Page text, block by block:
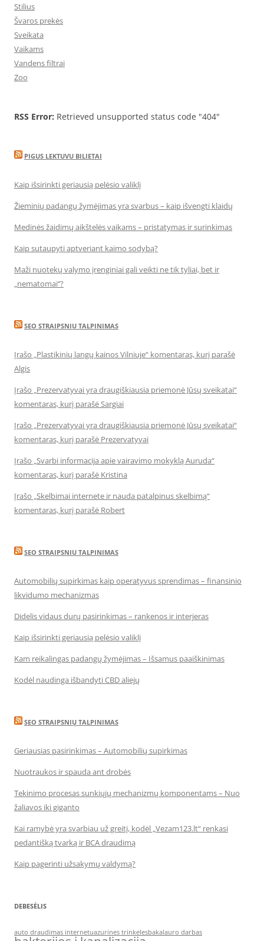
Stilius
Švaros prekės
Sveikata
Vaikams
Vandens filtrai
Zoo
RSS Error: Retrieved unsupported status code "404"
PIGUS LEKTUVU BILIETAI
Kaip išsirinkti geriausią pelėsio valiklį
Žieminių padangų žymėjimas yra svarbus – kaip išvengti klaidų
Medinės žaidimų aikštelės vaikams – pristatymas ir surinkimas
Kaip sutaupyti aptveriant kaimo sodybą?
Maži nuotekų valymo įrenginiai gali veikti ne tik tyliai, bet ir
„nematomai‘‘?
SEO STRAIPSNIU TALPINIMAS
Įrašo „Plastikinių langų kainos Vilniuje“ komentaras, kurį parašė
Algis
Įrašo „Prezervatyvai yra draugiškiausia priemonė Jūsų sveikatai“
komentaras, kurį parašė Sargiai
Įrašo „Prezervatyvai yra draugiškiausia priemonė Jūsų sveikatai“
komentaras, kurį parašė Prezervatyvai
Įrašo „Svarbi informacija apie vairavimo mokyklą Auruda“
komentaras, kurį parašė Kristina
Įrašo „Skelbimai internete ir nauda patalpinus skelbimą“
komentaras, kurį parašė Robert
SEO STRAIPSNIU TALPINIMAS
Automobilių supirkimas kaip operatyvus sprendimas – finansinio
likvidumo mechanizmas
Didelis vidaus durų pasirinkimas – rankenos ir interjeras
Kaip išsirinkti geriausią pelėsio valiklį
Kam reikalingas padangų žymėjimas – Išsamus paaiškinimas
Kodėl naudinga išbandyti CBD aliejų
SEO STRAIPSNIŲ TALPINIMAS
Geriausias pasirinkimas – Automobilių supirkimas
Nuotraukos ir spauda ant drobės
Tekinimo procesas sunkiųjų mechanizmų komponentams – Nuo
žaliavos iki giganto
Kai ramybė yra svarbiau už greitį, kodėl „Vezam123.lt“ renkasi
pedantišką tvarką ir BCA draudimą
Kaip pagerinti užsakymų valdymą?
DEBESĖLIS
auto draudimas internetuazurines trinkelesbakalauro darbas